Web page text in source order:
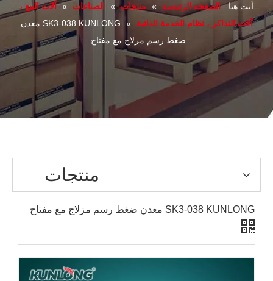
أنت هنا: الصفحة الرئيسية » منتجات » الصناعات » آلات البيع ،
آلات التذاكر ، نظام الخدمة الذاتية
»
SK3-038 KUNLONG معدن
ضغط رسم مزلاج مع مفتاح
منتجات
SK3-038 KUNLONG معدن ضغط رسم مزلاج مع مفتاح